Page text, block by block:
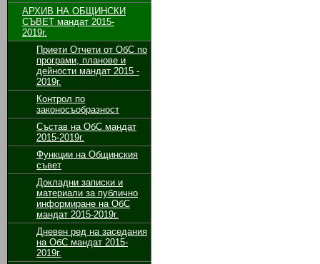
АРХИВ НА ОБЩИНСКИ
СЪВЕТ мандат 2015-
2019г.
Приети Отчети от ОбС по
програми, планове и
дейности мандат 2015 -
2019г.
Контрол по
законосъобразност
Състав на ОбС мандат
2015-2019г.
Функции на Общинския
съвет
Докладни записки и
материали за публично
информиране на ОбС
мандат 2015-2019г.
Дневен ред на заседания
на ОбС мандат 2015-
2019г.